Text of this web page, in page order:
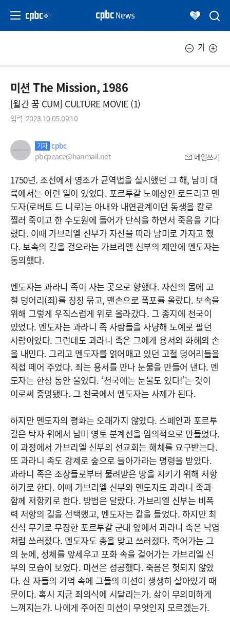
가
미션 The Mission, 1986
[월간 꿈 CUM] CULTURE MOVIE (1)
입력 2023.10.05.09:10
기자 cpbc
pbcpeace@hanmail.net
메일쓰기
1750년. 조선에서 영조가 균역법을 실시했던 그 해, 남미 대
륙에서는 이런 일이 있었다. 포르투갈 노예상인 로드리고 멘
도자(로버트 드 니로)는 아내와 내연관계이던 동생을 칼로
찔러 죽이고 한 수도원에 들어가 단식을 하면서 죽음을 기다
렸다. 이때 가브리엘 신부가 자신을 따라 남미로 가자고 했
다. 보속의 길을 걸으라는 가브리엘 신부의 제안에 멘도자는
동의했다.
멘도자는 과라니 족이 사는 곳으로 향했다. 자신의 몸에 고
철 덩어리(죄)를 칭칭 묶고, 맨손으로 폭포를 올랐다. 보속을
위해 그렇게 우직스럽게 위로 올라갔다. 그 종지에 천국이
있었다. 멘도자는 과라니 족 사람들을 사냥해 노예로 팔던
사람이었다. 그런데도 과라니 족은 그에게 용서와 화해의 손
을 내민다. 그리고 멘도자를 얽어매고 있던 고철 덩어리들을
직접 떼어 주었다. 죄는 용서를 만나 눈물을 만들어 낸다. 멘
도자는 한참 동안 울었다. ‘천국에는 눈물도 있다!’는 것이
이로써 증명됐다. 그 천국에서 멘도자는 사제가 된다.
하지만 멘도자의 평화는 오래가지 않았다. 스페인과 포르투
갈은 탁자 위에서 남미 영토 분계선을 임의적으로 만들었다.
이 과정에서 가브리엘 신부의 선교회는 해체를 요구받는다.
또 과라니 족도 강제로 숲으로 들아가라는 명령을 받았다.
과라니 족은 조상들로부터 물려받은 땅을 지키기 위해 저항
하기로 한다. 이때 가브리엘 신부와 멘도자도 과라니 족과
함께 저항키로 한다. 방법은 달랐다. 가브리엘 신부는 비폭
력 저항의 길을 선택했고, 멘도자는 칼을 들었다. 하지만 최
신식 무기로 무장한 포르투갈 군대 앞에서 과라니 족은 낙엽
처럼 쓰러졌다. 멘도자도 총을 맞고 쓰러졌다. 죽어가는 그
의 눈에, 성체를 앞세우고 포화 속을 걸어가는 가브리엘 신
부의 모습이 보였다. 미션은 성공했다. 죽음은 헛되지 않았
다. 산 자들의 기억 속에 그들의 미션이 생생히 살아있기 때
문이다. 혹시 지금 죄의식에 시달리는가. 삶이 무의미하게
느껴지는가. 나에게 주어진 미션이 무엇인지 모르겠는가.